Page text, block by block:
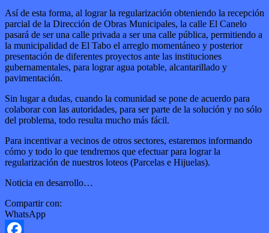
Así de esta forma, al lograr la regularización obteniendo la recepción
parcial de la Dirección de Obras Municipales, la calle El Canelo
pasará de ser una calle privada a ser una calle pública, permitiendo a
la municipalidad de El Tabo el arreglo momentáneo y posterior
presentación de diferentes proyectos ante las instituciones
gubernamentales, para lograr agua potable, alcantarillado y
pavimentación.
Sin lugar a dudas, cuando la comunidad se pone de acuerdo para
colaborar con las autoridades, para ser parte de la solución y no sólo
del problema, todo resulta mucho más fácil.
Para incentivar a vecinos de otros sectores, estaremos informando
cómo y todo lo que tendremos que efectuar para lograr la
regularización de nuestros loteos (Parcelas e Hijuelas).
Noticia en desarrollo…
Compartir con:
WhatsApp